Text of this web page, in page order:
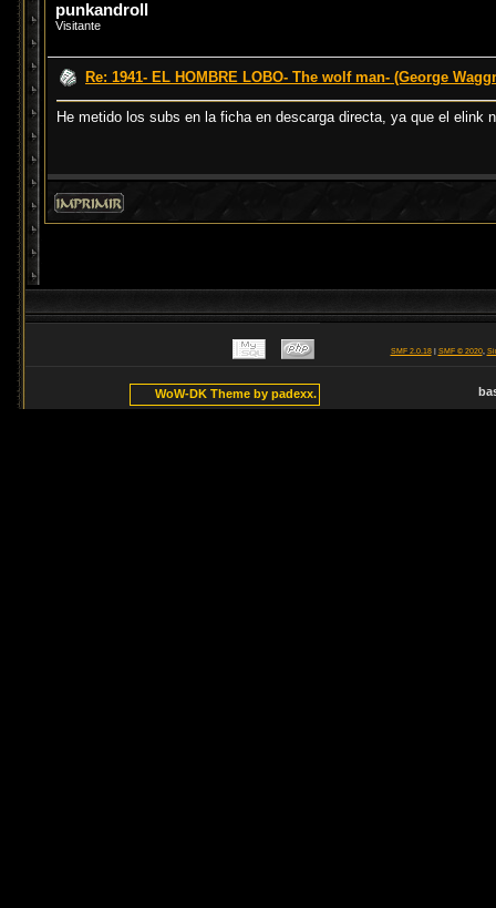
punkandroll
Visitante
Re: 1941- EL HOMBRE LOBO- The wolf man- (George
He metido los subs en la ficha en descarga directa, ya que el elink
SMF 2.0.18| SMF © 2020,
WoW-DK Theme by padexx.